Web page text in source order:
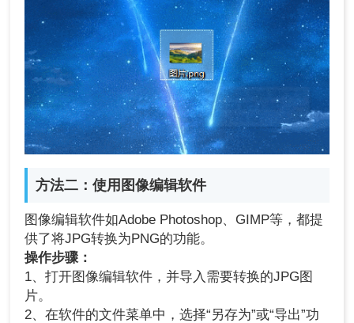
方法二：使用图像编辑软件
图像编辑软件如Adobe Photoshop、GIMP等，都提
供了将JPG转换为PNG的功能。
操作步骤：
1、打开图像编辑软件，并导入需要转换的JPG图
片。
2、在软件的文件菜单中，选择“另存为”或“导出”功